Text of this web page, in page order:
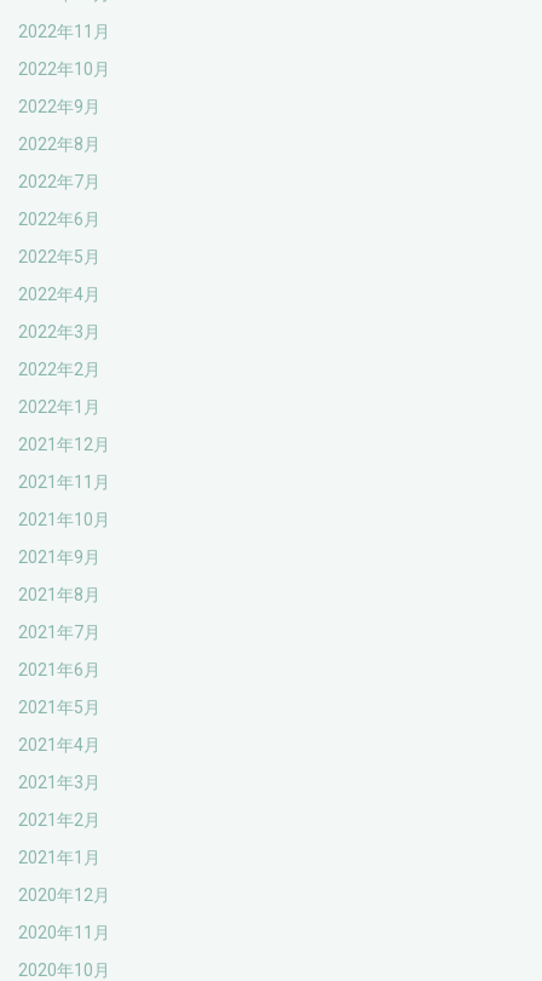
2022年11月
2022年10月
2022年9月
2022年8月
2022年7月
2022年6月
2022年5月
2022年4月
2022年3月
2022年2月
2022年1月
2021年12月
2021年11月
2021年10月
2021年9月
2021年8月
2021年7月
2021年6月
2021年5月
2021年4月
2021年3月
2021年2月
2021年1月
2020年12月
2020年11月
2020年10月